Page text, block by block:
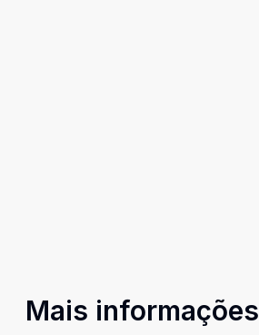
Mais informações